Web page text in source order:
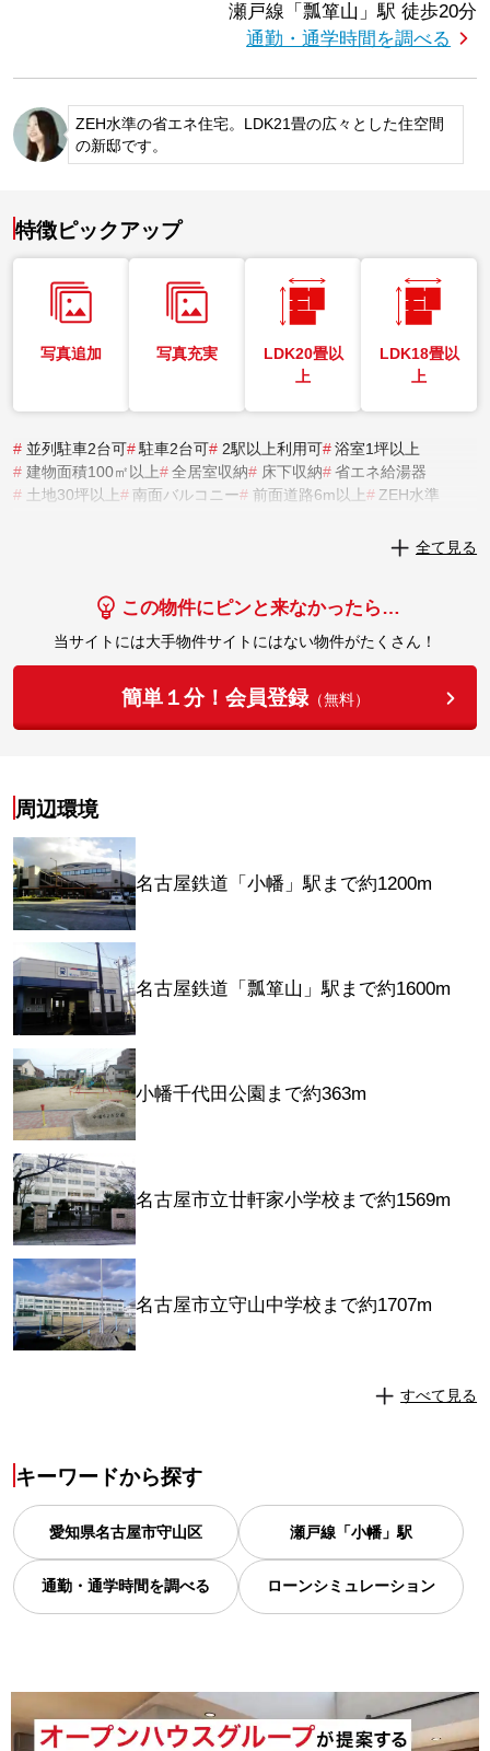
瀬戸線「瓢箪山」駅 徒歩20分
通勤・通学時間を調べる
ZEH水準の省エネ住宅。LDK21畳の広々とした住空間
の新邸です。
特徴ピックアップ
写真追加 写真充実
LDK20畳以
上
LDK18畳以
上
# 並列駐車2台可# 駐車2台可# 2駅以上利用可# 浴室1坪以上
# 建物面積100㎡以上# 全居室収納# 床下収納# 省エネ給湯器
# 土地30坪以上# 南面バルコニー# 前面道路6m以上# ZEH水準
実際にこの物件を見学してみませんか？
実際に見学してみる
全て見る
この物件にピンと来なかったら…
当サイトには大手物件サイトにはない物件がたくさん！
簡単１分！会員登録（無料）
周辺環境
名古屋鉄道「小幡」駅まで約1200m
名古屋鉄道「瓢箪山」駅まで約1600m
小幡千代田公園まで約363m
名古屋市立廿軒家小学校まで約1569m
名古屋市立守山中学校まで約1707m
すべて見る
キーワードから探す
愛知県名古屋市守山区 瀬戸線「小幡」駅
通勤・通学時間を調べる ローンシミュレーション